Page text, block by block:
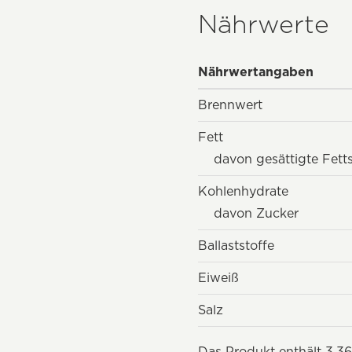
Nährwerte
Nährwertangaben
Brennwert
Fett
davon gesättigte
Kohlenhydrate
davon Zucker
Ballaststoffe
Eiweiß
Salz